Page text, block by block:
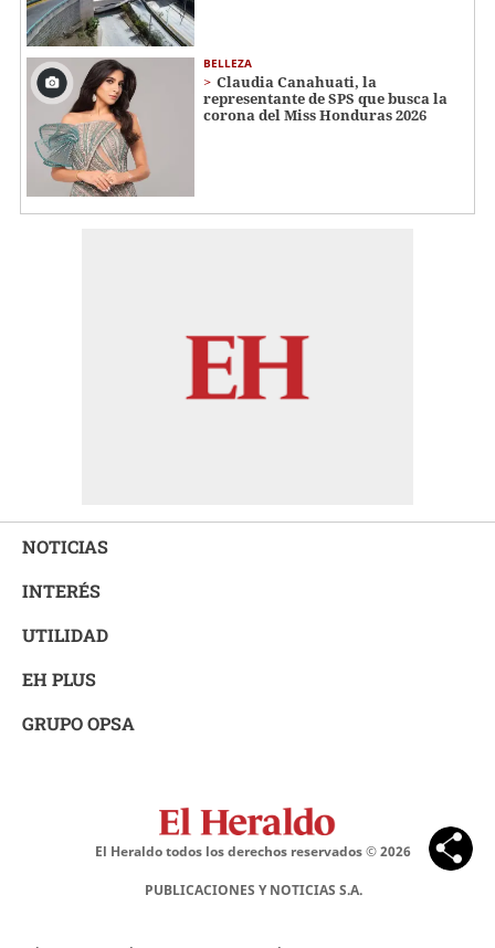
BELLEZA
Claudia Canahuati, la
representante de SPS que busca la
corona del Miss Honduras 2026
NOTICIAS
INTERÉS
UTILIDAD
EH PLUS
GRUPO OPSA
El Heraldo todos los derechos reservados ©2026
PUBLICACIONES Y NOTICIAS S.A.